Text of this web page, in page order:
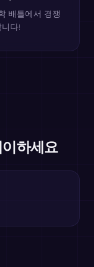
배틀에서 경쟁
다!
하세요